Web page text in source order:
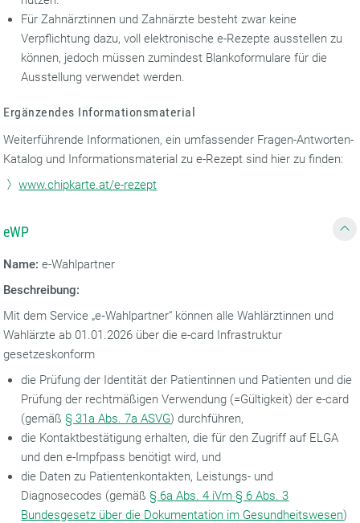
Für Zahnärztinnen und Zahnärzte besteht zwar keine
Verpflichtung dazu, voll elektronische e-Rezepte ausstellen zu
können, jedoch müssen zumindest Blankoformulare für die
Ausstellung verwendet werden.
Ergänzendes Informationsmaterial
Weiterführende Informationen, ein umfassender Fragen-Antworten-
Katalog und Informationsmaterial zu e-Rezept sind hier zu finden:
www.chipkarte.at/e-rezept
eWP
Name: e-Wahlpartner
Beschreibung:
Mit dem Service „e‑Wahlpartner“ können alle Wahlärztinnen und
Wahlärzte ab 01.01.2026 über die e-card Infrastruktur
gesetzeskonform
die Prüfung der Identität der Patientinnen und Patienten und die
Prüfung der rechtmäßigen Verwendung (=Gültigkeit) der e-card
(gemäß§ 31a Abs. 7a ASVG) durchführen,
die Kontaktbestätigung erhalten, die für den Zugriff auf ELGA
und den e-Impfpass benötigt wird, und
die Daten zu Patientenkontakten, Leistungs- und
Diagnosecodes (gemäß§ 6a Abs. 4 iVm § 6 Abs. 3
Bundesgesetz über die Dokumentation im Gesundheitswesen)